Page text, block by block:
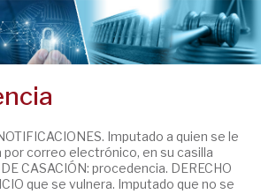
Imputado a quien se le
correo electrónico, en su casilla
CASACIÓN: procedencia. DERECHO
que se vulnera. Imputado que no se